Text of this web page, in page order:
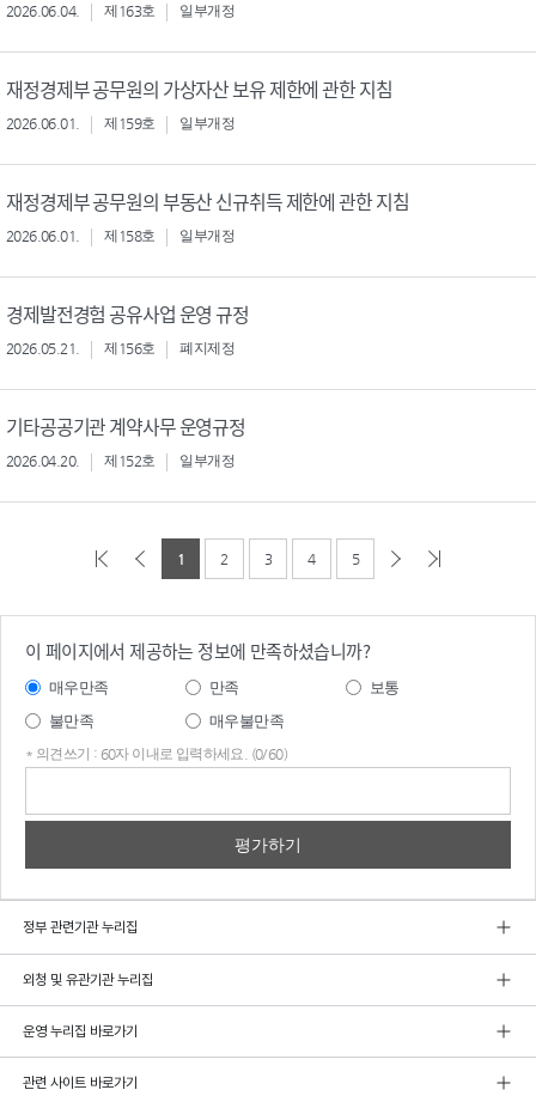
2026.06.04. 제163호 일부개정
재정경제부 공무원의 가상자산 보유 제한에 관한 지침
2026.06.01. 제159호 일부개정
재정경제부 공무원의 부동산 신규취득 제한에 관한 지침
2026.06.01. 제158호 일부개정
경제발전경험 공유사업 운영 규정
2026.05.21. 제156호 폐지제정
기타공공기관 계약사무 운영규정
2026.04.20. 제152호 일부개정
1 2 3 4 5
이 페이지에서 제공하는 정보에 만족하셨습니까?
매우만족 만족
보통
불만족
매우불만족
* 의견쓰기 : 60자 이내로 입력하세요. (0/60)
정부 관련기관 누리집
외청 및 유관기관 누리집
운영 누리집 바로가기
관련 사이트 바로가기